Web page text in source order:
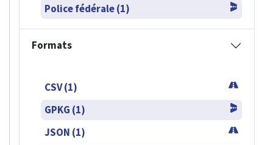
Police fédérale (1)
Formats
CSV (1)
GPKG (1)
JSON (1)